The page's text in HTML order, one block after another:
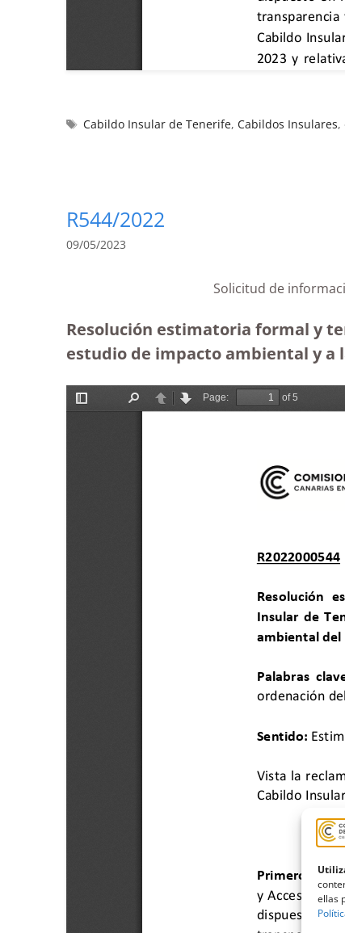
ellas
Cabildo Insular de Tenerife,Cabildos Insulares,
R544/2022
09/05/2023
Solicitud de
Resolución estimatoria formal y
estudio de impacto ambiental y